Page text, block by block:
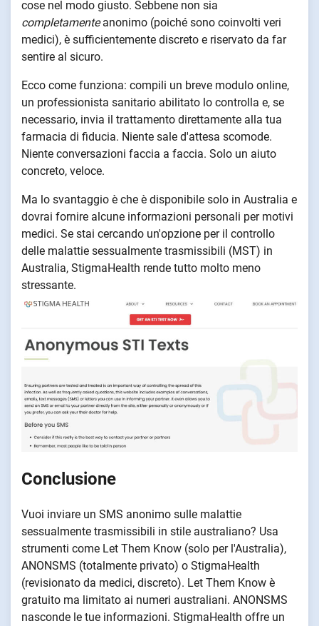
cose nel modo giusto. Sebbene non sia
completamenteanonimo (poiché sono coinvolti veri
medici), è sufficientemente discreto e riservato da far
sentire al sicuro.
Ecco come funziona: compili un breve modulo online,
un professionista sanitario abilitato lo controlla e, se
necessario, invia il trattamento direttamente alla tua
farmacia di fiducia. Niente sale d'attesa scomode.
Niente conversazioni faccia a faccia. Solo un aiuto
concreto, veloce.
Ma lo svantaggio è che è disponibile solo in Australia e
dovrai fornire alcune informazioni personali per motivi
medici. Se stai cercando un'opzione per il controllo
delle malattie sessualmente trasmissibili (MST) in
Australia, StigmaHealth rende tutto molto meno
stressante.
Conclusione
Vuoi inviare un SMS anonimo sulle malattie
sessualmente trasmissibili in stile australiano? Usa
strumenti come Let Them Know (solo per l'Australia),
ANONSMS (totalmente privato) o StigmaHealth
(revisionato da medici, discreto). Let Them Know è
gratuito ma limitato ai numeri australiani. ANONSMS
nasconde le tue informazioni. StigmaHealth offre un